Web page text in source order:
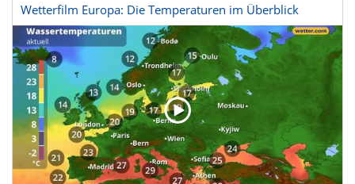
Wetterfilm Europa: Die Temperaturen im Überblick